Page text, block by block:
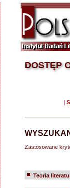
DOSTĘP
|
Zastosowane
Teoria